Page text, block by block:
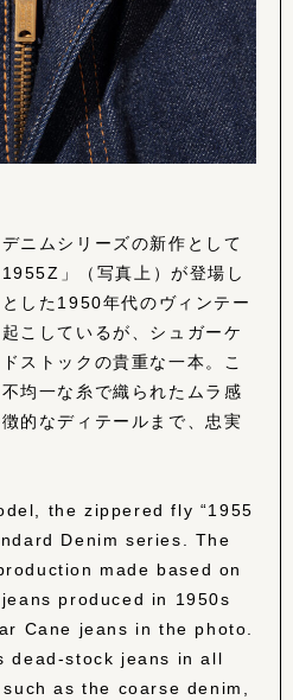
ニムシリーズの新作として
」（写真上）が登場し
した1950年代のヴィンテー
こしているが、シュガーケ
ストックの貴重な一本。こ
均一な糸で織られたムラ感
的なディテールまで、忠実
the zippered fly “1955
Denim series. The
made based on
produced in 1950s
Cane jeans in the photo.
dead-stock jeans in all
as the coarse denim,